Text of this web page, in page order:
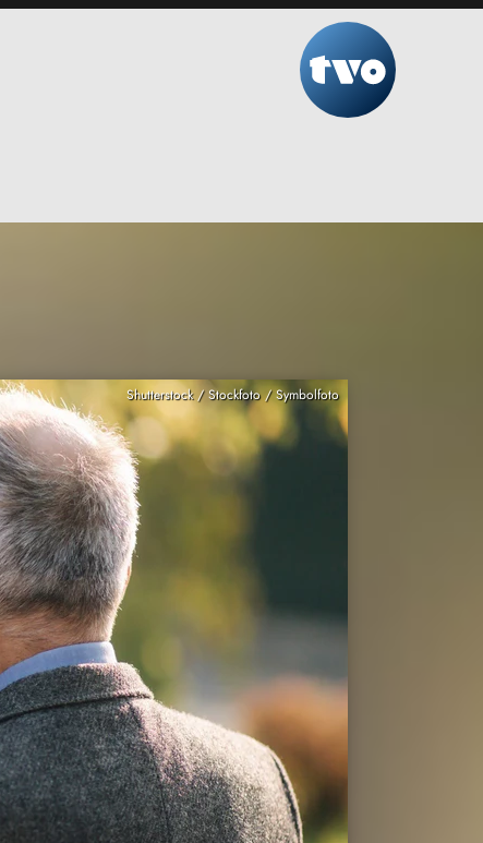
Shutterstock / Stockfoto / Symbolfoto